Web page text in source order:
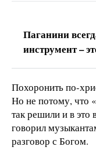
Паганини
инструмент –
Похоронить по-
Но не потому, что
так решили и в это
говорил
разговор с Богом.